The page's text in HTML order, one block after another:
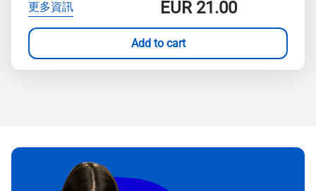
更多資訊 EUR21.00
Add to cart